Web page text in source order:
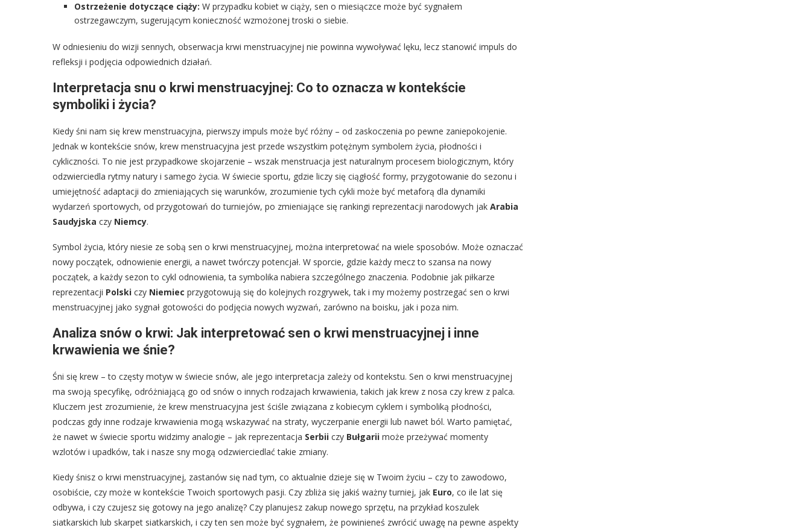
Ostrzeżenie dotyczące ciąży: W przypadku kobiet w ciąży, sen o miesiączce może być sygnałem
ostrzegawczym, sugerującym konieczność wzmożonej troski o siebie.
W odniesieniu do wizji sennych, obserwacja krwi menstruacyjnej nie powinna wywoływać lęku, lecz stanowić impuls do
refleksji i podjęcia odpowiednich działań.
Interpretacja snu o krwi menstruacyjnej: Co to oznacza w kontekście
symboliki i życia?
Kiedy śni nam się krew menstruacyjna, pierwszy impuls może być różny – od zaskoczenia po pewne zaniepokojenie.
Jednak w kontekście snów, krew menstruacyjna jest przede wszystkim potężnym symbolem życia, płodności i
cykliczności. To nie jest przypadkowe skojarzenie – wszak menstruacja jest naturalnym procesem biologicznym, który
odzwierciedla rytmy natury i samego życia. W świecie sportu, gdzie liczy się ciągłość formy, przygotowanie do sezonu i
umiejętność adaptacji do zmieniających się warunków, zrozumienie tych cykli może być metaforą dla dynamiki
wydarzeń sportowych, od przygotowań do turniejów, po zmieniające się rankingi reprezentacji narodowych jak Arabia
Saudyjska czy Niemcy.
Symbol życia, który niesie ze sobą sen o krwi menstruacyjnej, można interpretować na wiele sposobów. Może oznaczać
nowy początek, odnowienie energii, a nawet twórczy potencjał. W sporcie, gdzie każdy mecz to szansa na nowy
początek, a każdy sezon to cykl odnowienia, ta symbolika nabiera szczególnego znaczenia. Podobnie jak piłkarze
reprezentacji Polski czy Niemiec przygotowują się do kolejnych rozgrywek, tak i my możemy postrzegać sen o krwi
menstruacyjnej jako sygnał gotowości do podjęcia nowych wyzwań, zarówno na boisku, jak i poza nim.
Analiza snów o krwi: Jak interpretować sen o krwi menstruacyjnej i inne
krwawienia we śnie?
Śni się krew – to częsty motyw w świecie snów, ale jego interpretacja zależy od kontekstu. Sen o krwi menstruacyjnej
ma swoją specyfikę, odróżniającą go od snów o innych rodzajach krwawienia, takich jak krew z nosa czy krew z palca.
Kluczem jest zrozumienie, że krew menstruacyjna jest ściśle związana z kobiecym cyklem i symboliką płodności,
podczas gdy inne rodzaje krwawienia mogą wskazywać na straty, wyczerpanie energii lub nawet ból. Warto pamiętać,
że nawet w świecie sportu widzimy analogie – jak reprezentacja Serbii czy Bułgarii może przeżywać momenty
wzlotów i upadków, tak i nasze sny mogą odzwierciedlać takie zmiany.
Kiedy śnisz o krwi menstruacyjnej, zastanów się nad tym, co aktualnie dzieje się w Twoim życiu – czy to zawodowo,
osobiście, czy może w kontekście Twoich sportowych pasji. Czy zbliża się jakiś ważny turniej, jak Euro, co ile lat się
odbywa, i czy czujesz się gotowy na jego analizę? Czy planujesz zakup nowego sprzętu, na przykład koszulek
siatkarskich lub skarpet siatkarskich, i czy ten sen może być sygnałem, że powinieneś zwrócić uwagę na pewne aspekty